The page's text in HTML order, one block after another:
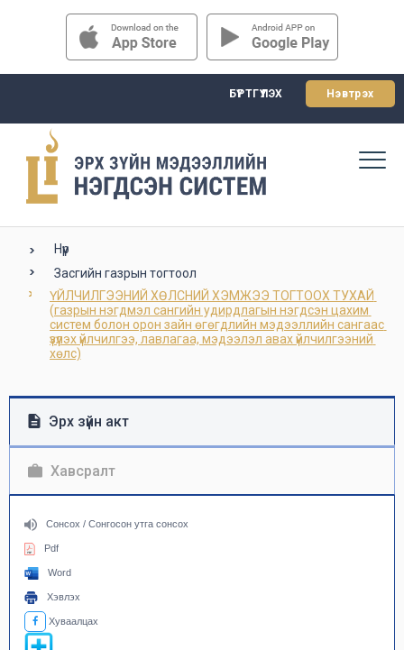
БҮРТГҮҮЛЭХ Нэвтрэх
Нүүр
Засгийн газрын тогтоол
ҮЙЛЧИЛГЭЭНИЙ ХӨЛСНИЙ ХЭМЖЭЭ ТОГТООХ ТУХАЙ
(газрын нэгдмэл сангийн удирдлагын нэгдсэн цахим
систем болон орон зайн өгөгдлийн мэдээллийн сангаас
үзүүлэх үйлчилгээ, лавлагаа, мэдээлэл авах үйлчилгээний
хөлс)
Эрх зүйн акт
Хавсралт
Сонсох / Сонгосон утга сонсох
Pdf
Word
Хэвлэх
Хуваалцах